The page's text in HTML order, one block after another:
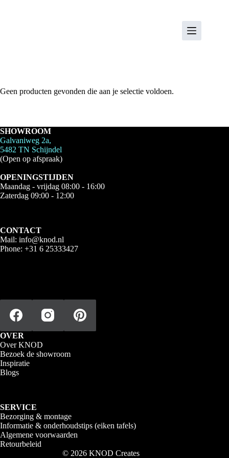
Geen producten gevonden die aan je selectie voldoen.
SHOWROOM
Galvaniweg 2a,
5482 TN Schijndel
(Open op afspraak)
OPENINGSTIJDEN
Maandag - vrijdag 08:00 - 16:00
Zaterdag 09:00 - 12:00
CONTACT
Mail: info@knod.nl
Phone: +31 6 25333427
OVER
Over KNOD
Bezoek de showroom
Inspiratie
Blogs
SERVICE
Bezorging & montage
Informatie & onderhoudstips (eiken tafels)
Algemene voorwaarden
Retourbeleid
© 2026 KNOD Creates